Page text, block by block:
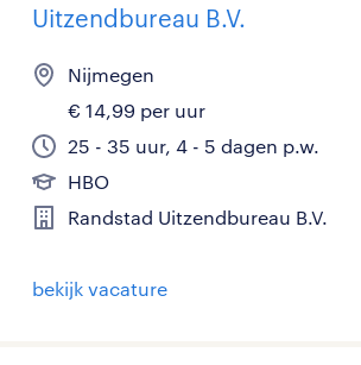
Uitzendbureau B.V.
Nijmegen
€ 14,99 per uur
25 - 35 uur, 4 - 5 dagen p.w.
HBO
Randstad Uitzendbureau B.V.
bekijk vacature